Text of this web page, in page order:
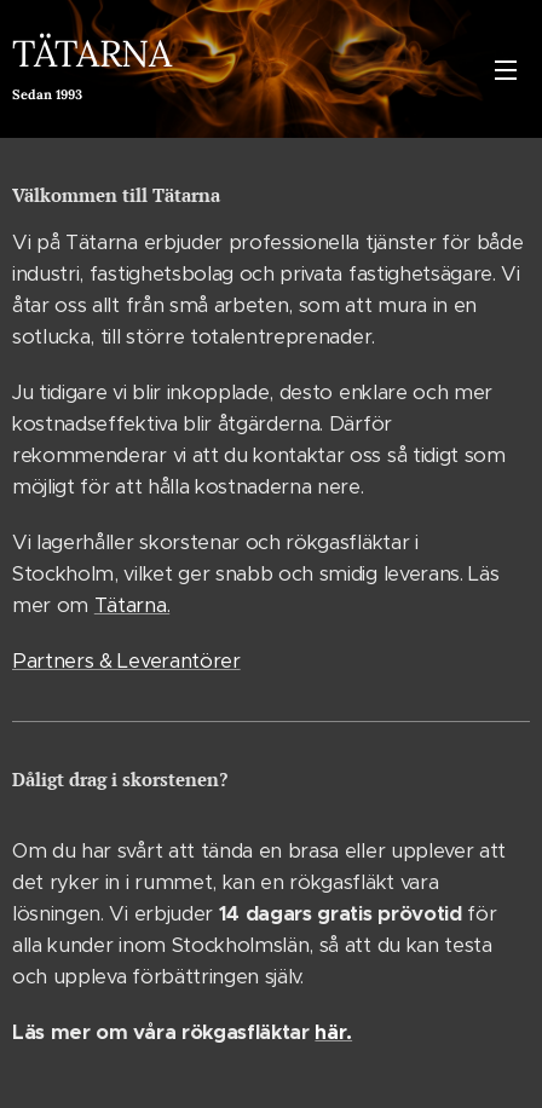
TÄTARNA
Sedan 1993
Välkommen till Tätarna
Vi på Tätarna erbjuder professionella tjänster för både
industri, fastighetsbolag och privata fastighetsägare. Vi
åtar oss allt från små arbeten, som att mura in en
sotlucka, till större totalentreprenader.
Ju tidigare vi blir inkopplade, desto enklare och mer
kostnadseffektiva blir åtgärderna. Därför
rekommenderar vi att du kontaktar oss så tidigt som
möjligt för att hålla kostnaderna nere.
Vi lagerhåller skorstenar och rökgasfläktar i
Stockholm, vilket ger snabb och smidig leverans. Läs
mer om Tätarna.
Partners & Leverantörer
Dåligt drag i skorstenen?
Om du har svårt att tända en brasa eller upplever att
det ryker in i rummet, kan en rökgasfläkt vara
lösningen. Vi erbjuder 14 dagars gratis prövotidför
alla kunder inom Stockholmslän, så att du kan testa
och uppleva förbättringen själv.
Läs mer om våra rökgasfläktar här.